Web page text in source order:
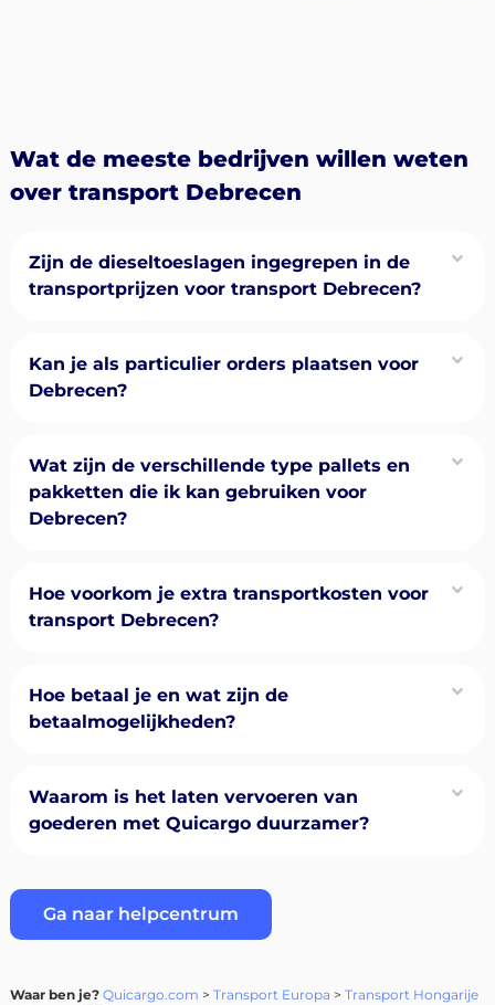
Wat de meeste bedrijven willen weten
over transport Debrecen
Zijn de dieseltoeslagen ingegrepen in de
transportprijzen voor transport Debrecen?
Kan je als particulier orders plaatsen voor
Debrecen?
Wat zijn de verschillende type pallets en
pakketten die ik kan gebruiken voor
Debrecen?
Hoe voorkom je extra transportkosten voor
transport Debrecen?
Hoe betaal je en wat zijn de
betaalmogelijkheden?
Waarom is het laten vervoeren van
goederen met Quicargo duurzamer?
Ga naar helpcentrum
Waar ben je? Quicargo.com > Transport Europa > Transport Hongarije